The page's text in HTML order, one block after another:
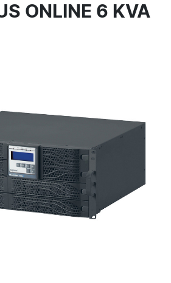
ONLINE 6 KVA